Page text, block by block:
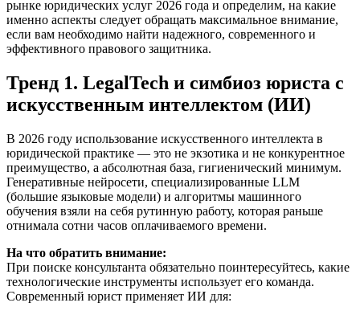
рынке юридических услуг 2026 года и определим, на какие
именно аспекты следует обращать максимальное внимание,
если вам необходимо найти надежного, современного и
эффективного правового защитника.
Тренд 1. LegalTech и симбиоз юриста с
искусственным интеллектом (ИИ)
В 2026 году использование искусственного интеллекта в
юридической практике — это не экзотика и не конкурентное
преимущество, а абсолютная база, гигиенический минимум.
Генеративные нейросети, специализированные LLM
(большие языковые модели) и алгоритмы машинного
обучения взяли на себя рутинную работу, которая раньше
отнимала сотни часов оплачиваемого времени.
На что обратить внимание:
При поиске консультанта обязательно поинтересуйтесь, какие
технологические инструменты использует его команда.
Современный юрист применяет ИИ для: